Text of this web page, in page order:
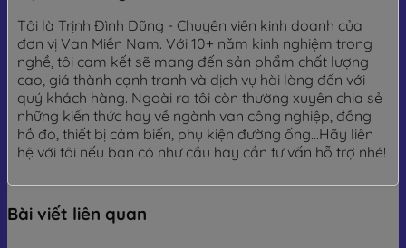
Tôi là Trịnh Đình Dũng - Chuyên viên kinh doanh của
đơn vị Van Miền Nam. Với 10+ năm kinh nghiệm trong
nghề, tôi cam kết sẽ mang đến sản phẩm chất lượng
cao, giá thành cạnh tranh và dịch vụ hài lòng đến với
quý khách hàng. Ngoài ra tôi còn thường xuyên chia sẻ
những kiến thức hay về ngành van công nghiệp, đồng
hồ đo, thiết bị cảm biến, phụ kiện đường ống...Hãy liên
hệ với tôi nếu bạn có như cầu hay cần tư vấn hỗ trợ nhé!
Bài viết liên quan